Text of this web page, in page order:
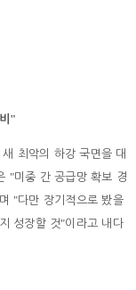
"
새 최악의 하강 국면을 대
"미중 간 공급망 확보 경
"다만 장기적으로 봤을
성장할 것"이라고 내다